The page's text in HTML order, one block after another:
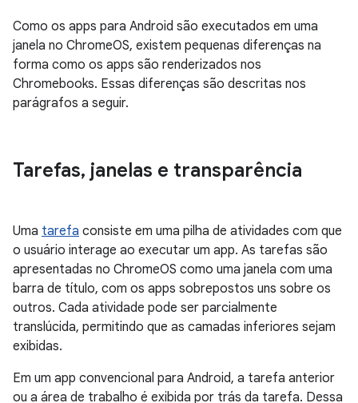
Como os apps para Android são executados em uma
janela no ChromeOS, existem pequenas diferenças na
forma como os apps são renderizados nos
Chromebooks. Essas diferenças são descritas nos
parágrafos a seguir.
Tarefas, janelas e transparência
Uma tarefa consiste em uma pilha de atividades com que
o usuário interage ao executar um app. As tarefas são
apresentadas no ChromeOS como uma janela com uma
barra de título, com os apps sobrepostos uns sobre os
outros. Cada atividade pode ser parcialmente
translúcida, permitindo que as camadas inferiores sejam
exibidas.
Em um app convencional para Android, a tarefa anterior
ou a área de trabalho é exibida por trás da tarefa. Dessa